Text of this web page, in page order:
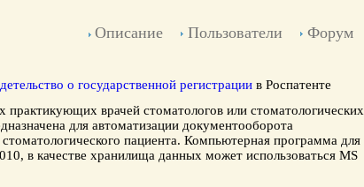
Описание Пользователи Форум
о государственной регистрации в Роспатенте
практикующих врачей стоматологов или стоматологических
для автоматизации документооборота
пациента. Компьютерная программа для
в качестве хранилища данных может использоваться MS